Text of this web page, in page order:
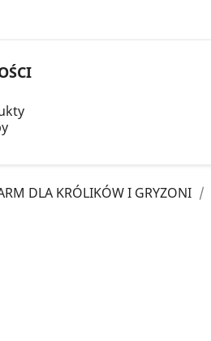
DLA KRÓLIKÓW I GRYZONI